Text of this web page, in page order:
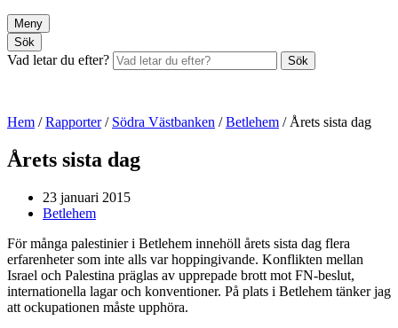
Meny
Sök
Vad letar du efter? Sök
Hem /Rapporter/ Södra Västbanken /Betlehem / Årets sista dag
Årets sista dag
23 januari 2015
Betlehem
För många palestinier i Betlehem innehöll årets sista dag flera
erfarenheter som inte alls var hoppingivande. Konflikten mellan
Israel och Palestina präglas av upprepade brott mot FN-beslut,
internationella lagar och konventioner. På plats i Betlehem tänker jag
att ockupationen måste upphöra.